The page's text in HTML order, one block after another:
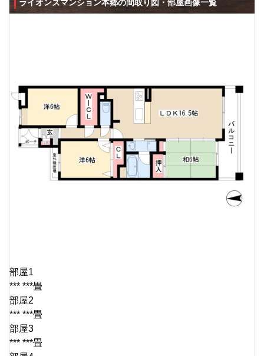
ライオンズマンション本郷の間取り図・部屋画像一覧
部屋1
*** ***畳
部屋2
*** ***畳
部屋3
*** ***畳